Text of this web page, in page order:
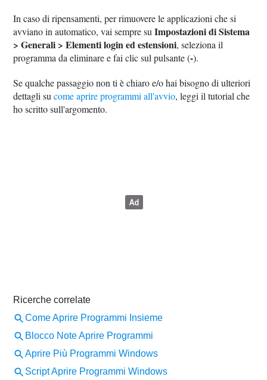
In caso di ripensamenti, per rimuovere le applicazioni che si
avviano in automatico, vai sempre suImpostazioni di Sistema
> Generali > Elementi login ed estensioni, seleziona il
programma da eliminare e fai clic sul pulsante (-).
Se qualche passaggio non ti è chiaro e/o hai bisogno di ulteriori
dettagli sucome aprire programmi all'avvio, leggi il tutorial che
ho scritto sull'argomento.